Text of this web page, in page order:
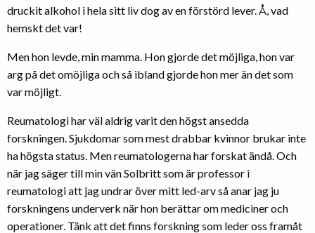
druckit alkohol i hela sitt liv dog av en förstörd lever. Å, vad
hemskt det var!
Men hon levde, min mamma. Hon gjorde det möjliga, hon var
arg på det omöjliga och så ibland gjorde hon mer än det som
var möjligt.
Reumatologi har väl aldrig varit den högst ansedda
forskningen. Sjukdomar som mest drabbar kvinnor brukar inte
ha högsta status. Men reumatologerna har forskat ändå. Och
när jag säger till min vän Solbritt som är professor i
reumatologi att jag undrar över mitt led-arv så anar jag ju
forskningens underverk när hon berättar om mediciner och
operationer. Tänk att det finns forskning som leder oss framåt